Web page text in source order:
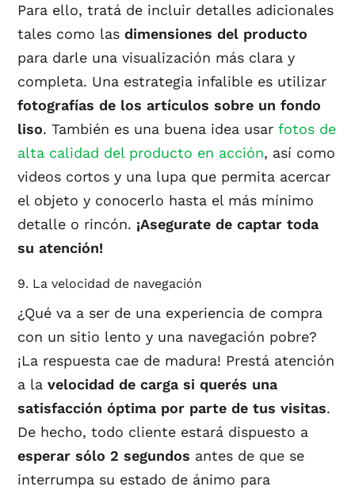
Para ello, tratá de incluir detalles adicionales
tales como lasdimensiones del producto
para darle una visualización más clara y
completa. Una estrategia infalible es utilizar
fotografías de los artículos sobre un fondo
liso. También es una buena idea usar fotos de
alta calidad del producto en acción, así como
videos cortos y una lupa que permita acercar
el objeto y conocerlo hasta el más mínimo
detalle o rincón. ¡Asegurate de captar toda
su atención!
9. La velocidad de navegación
¿Qué va a ser de una experiencia de compra
con un sitio lento y una navegación pobre?
¡La respuesta cae de madura! Prestá atención
a lavelocidad de carga si querés una
satisfacción óptima por parte de tus visitas.
De hecho, todo cliente estará dispuesto a
esperar sólo 2 segundos antes de que se
interrumpa su estado de ánimo para